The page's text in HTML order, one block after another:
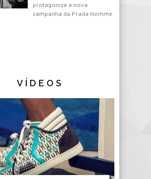
protagoniza a nova
campanha da Prada Homme.
VÍDEOS